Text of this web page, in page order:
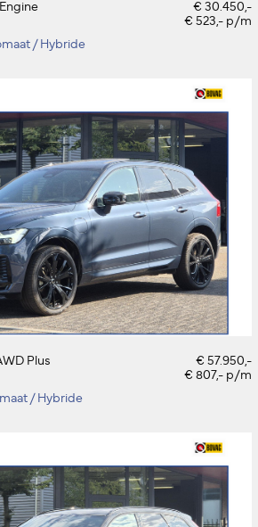
€ 30.450,-
€ 523,- p/m
/Hybride
Plus
€ 57.950,-
€ 807,- p/m
/Hybride